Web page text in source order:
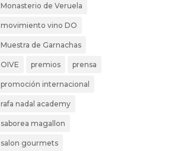
Monasterio de Veruela
movimiento vino DO
Muestra de Garnachas
OIVE premios prensa
promoción internacional
rafa nadal academy
saborea magallon
salon gourmets